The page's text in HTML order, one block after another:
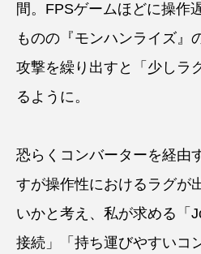
間。FPSゲームほどに操作
ものの『モンハンライズ』
攻撃を繰り出すと「少しラ
るように。
恐らくコンバーターを経由
すが操作性におけるラグが
いかと考え、私が求める「
接続」「持ち運びやすいコ